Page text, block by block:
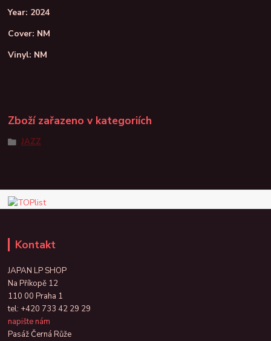
Year: 2024
Cover: NM
Vinyl: NM
Zboží zařazeno v kategoriích
JAZZ
Kontakt
JAPAN LP SHOP
Na Příkopě 12
110 00 Praha 1
tel: +420 733 42 29 29
napište nám
Pasáž Černá Růže